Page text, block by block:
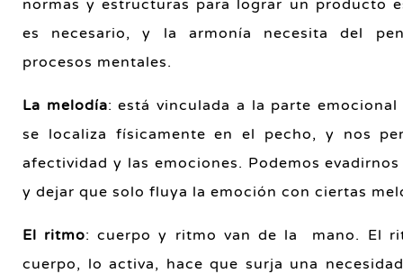
normas y estructuras para lograr un producto
es necesario, y la armonía necesita del
procesos mentales.
La melodía: está vinculada a la parte emocional
se localiza físicamente en el pecho, y nos
afectividad y las emociones. Podemos
y dejar que solo fluya la emoción con ciertas
El ritmo: cuerpo y ritmo van de la mano. El
cuerpo, lo activa, hace que surja una